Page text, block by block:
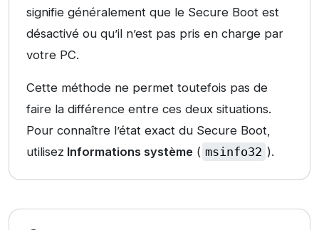
signifie généralement que le Secure Boot est
désactivé ou qu’il n’est pas pris en charge par
votre PC.
Cette méthode ne permet toutefois pas de
faire la différence entre ces deux situations.
Pour connaître l’état exact du Secure Boot,
utilisez Informations système ( msinfo32 ).